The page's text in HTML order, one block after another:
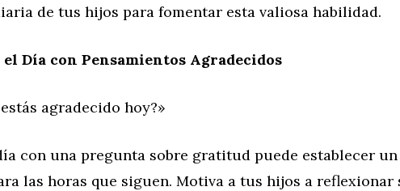
de tus hijos para fomentar esta valiosa habilidad.
el Día con Pensamientos Agradecidos
agradecido hoy?»
con una pregunta sobre gratitud puede establecer
las horas que siguen. Motiva a tus hijos a reflexionar